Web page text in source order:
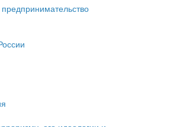
регламентов
палата
воздействия